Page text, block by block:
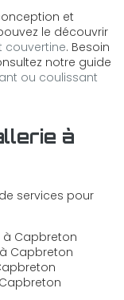
et
le découvrir
couvertine. Besoin
notre guide
ou coulissant
à
services pour
Capbreton
Capbreton